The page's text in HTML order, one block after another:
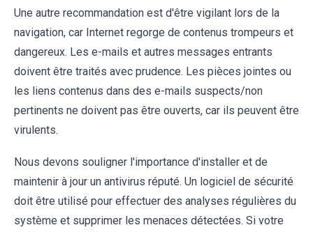
Une autre recommandation est d'être vigilant lors de la
navigation, car Internet regorge de contenus trompeurs et
dangereux. Les e-mails et autres messages entrants
doivent être traités avec prudence. Les pièces jointes ou
les liens contenus dans des e-mails suspects/non
pertinents ne doivent pas être ouverts, car ils peuvent être
virulents.
Nous devons souligner l'importance d'installer et de
maintenir à jour un antivirus réputé. Un logiciel de sécurité
doit être utilisé pour effectuer des analyses régulières du
système et supprimer les menaces détectées. Si votre